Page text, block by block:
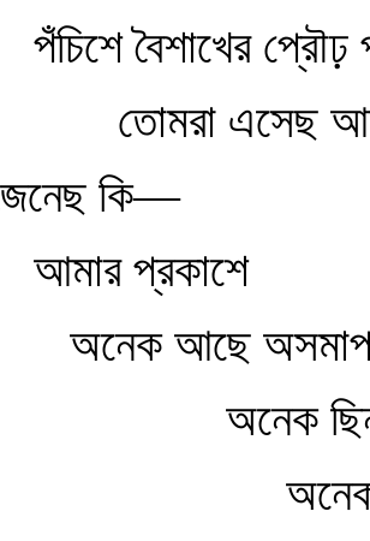
পঁচিশে বৈশাখের প্রৌঢ়
তোমরা এসেছ
কি—
আমার প্রকাশে
অনেক আছে
অনেক